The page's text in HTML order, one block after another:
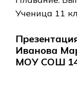
Ученица 11
Иванова
МОУ СОШ